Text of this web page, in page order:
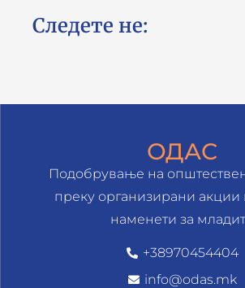
Следете не:
ОДАС
Подобрување на
преку организирани акции
наменети за
+38970454404
info@odas.mk